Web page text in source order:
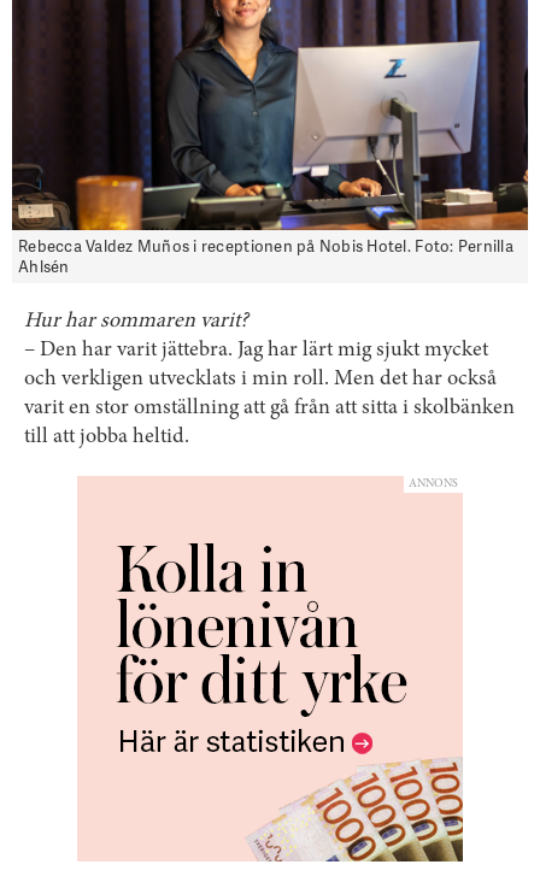
Rebecca Valdez Muños i receptionen på Nobis Hotel. Foto: Pernilla
Ahlsén
Hur har sommaren varit?
– Den har varit jättebra. Jag har lärt mig sjukt mycket
och verkligen utvecklats i min roll. Men det har också
varit en stor omställning att gå från att sitta i skolbänken
till att jobba heltid.
ANNONS